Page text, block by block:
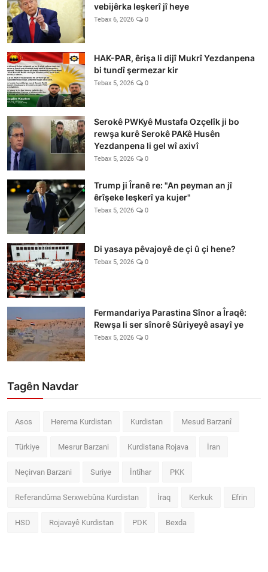
vebijêrka leşkerî jî heye
Tebax 6, 2026 0
HAK-PAR, êrişa li dijî Mukrî Yezdanpena
bi tundî şermezar kir
Tebax 5, 2026 0
Serokê PWKyê Mustafa Ozçelîk ji bo
rewşa kurê Serokê PAKê Husên
Yezdanpena li gel wî axivî
Tebax 5, 2026 0
Trump ji Îranê re: "An peyman an jî
êrîşeke leşkerî ya kujer"
Tebax 5, 2026 0
Di yasaya pêvajoyê de çi û çi hene?
Tebax 5, 2026 0
Fermandariya Parastina Sînor a Îraqê:
Rewşa li ser sînorê Sûriyeyê asayî ye
Tebax 5, 2026 0
Tagên Navdar
Asos Herema Kurdistan Kurdistan Mesud Barzanî
Türkiye Mesrur Barzani Kurdistana Rojava İran
Neçirvan Barzani Suriye İntîhar PKK
Referandûma Serxwebûna Kurdistan İraq Kerkuk Efrin
HSD Rojavayê Kurdistan PDK Bexda